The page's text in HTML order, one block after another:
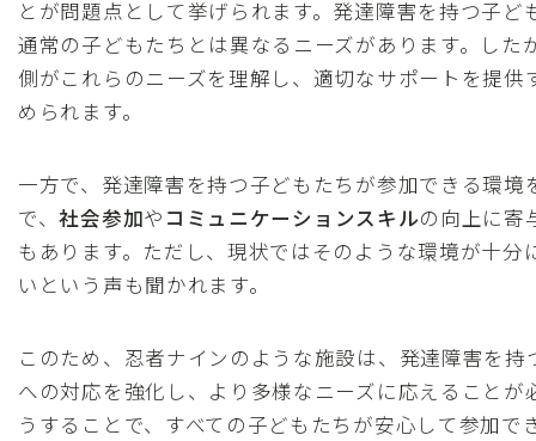
とが問題点として挙げられます。発達障害を持つ子ど
通常の子どもたちとは異なるニーズがあります。した
側がこれらのニーズを理解し、適切なサポートを提供
められます。
一方で、発達障害を持つ子どもたちが参加できる環境
で、社会参加や コミュニケーションスキルの向上に寄
もあります。ただし、現状ではそのような環境が十分
いという声も聞かれます。
このため、忍者ナインのような施設は、発達障害を持
への対応を強化し、より多様なニーズに応えることが
うすることで、すべての子どもたちが安心して参加で